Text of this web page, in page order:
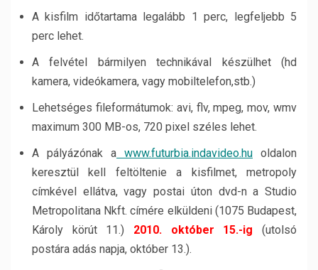
A kisfilm időtartama legalább 1 perc, legfeljebb 5
perc lehet.
A felvétel bármilyen technikával készülhet (hd
kamera, videókamera, vagy mobiltelefon,stb.)
Lehetséges fileformátumok: avi, flv, mpeg, mov, wmv
maximum 300 MB-os, 720 pixel széles lehet.
A pályázónak a www.futurbia.indavideo.hu oldalon
keresztül kell feltöltenie a kisfilmet, metropoly
címkével ellátva, vagy postai úton dvd-n a Studio
Metropolitana Nkft. címére elküldeni (1075 Budapest,
Károly körút 11.) 2010. október 15.-ig (utolsó
postára adás napja, október 13.).